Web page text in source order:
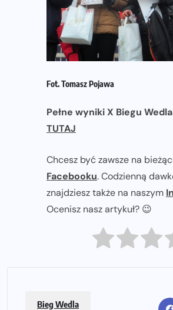
Fot. Tomasz Pojawa
Pełne wyniki X Biegu
TUTAJ
Chcesz być zawsze na
Facebooku. Codzienną
znajdziesz także na naszym
Ocenisz nasz artykuł? 😉
Bieg Wedla